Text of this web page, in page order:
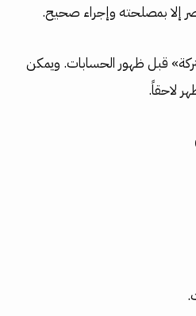
إلا بمصلحته وإجراء صحيح.
قبل ظهور الحسابات. ويمكن
لاحقاً.